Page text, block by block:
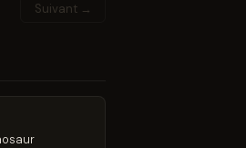
Suivant →